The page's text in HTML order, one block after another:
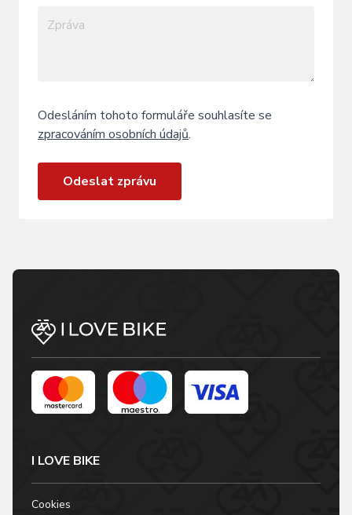
Odesláním tohoto formuláře souhlasíte se
zpracováním osobních údajů.
Odeslat zprávu
I LOVE BIKE
Cookies